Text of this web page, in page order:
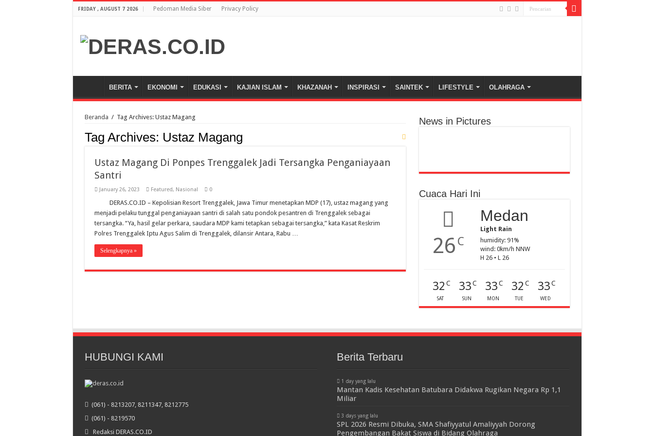
FRIDAY , AUGUST 7 2026 Pedoman Media Siber Privacy Policy
BERITA EKONOMI EDUKASI KAJIAN ISLAM KHAZANAH INSPIRASI SAINTEK LIFESTYLE OLAHRAGA
Beranda / Tag Archives: Ustaz Magang
Tag Archives: Ustaz Magang
Ustaz Magang Di Ponpes Trenggalek Jadi Tersangka Penganiayaan
Santri
January 26, 2023 Featured, Nasional 0
DERAS.CO.ID – Kepolisian Resort Trenggalek, Jawa Timur menetapkan MDP (17), ustaz magang yang
menjadi pelaku tunggal penganiayaan santri di salah satu pondok pesantren di Trenggalek sebagai
tersangka. “Ya, hasil gelar perkara, saudara MDP kami tetapkan sebagai tersangka,” kata Kasat Reskrim
Polres Trenggalek Iptu Agus Salim di Trenggalek, dilansir Antara, Rabu …
Selengkapnya »
News in Pictures
Cuaca Hari Ini
26 C
Medan
Light Rain
humidity: 91%
wind: 0km/h NNW
H 26 • L 26
32 C
SAT
33C
SUN
33C
MON
32 C
TUE
33C
WED
HUBUNGI KAMI
(061) - 8213207, 8211347, 8212775
(061) - 8219570
Redaksi DERAS.CO.ID
Berita Terbaru
1 day yang lalu
Mantan Kadis Kesehatan Batubara Didakwa Rugikan Negara Rp 1,1
Miliar
3 days yang lalu
SPL 2026 Resmi Dibuka, SMA Shafiyyatul Amaliyyah Dorong
Pengembangan Bakat Siswa di Bidang Olahraga